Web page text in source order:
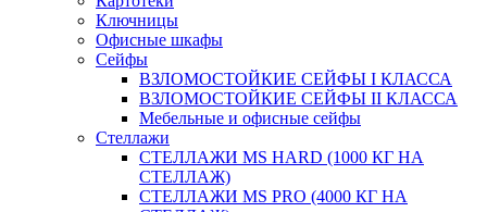
Ключницы
Офисные шкафы
Сейфы
ВЗЛОМОСТОЙКИЕ СЕЙФЫ I КЛАССА
ВЗЛОМОСТОЙКИЕ СЕЙФЫ II КЛАССА
Мебельные и офисные сейфы
Стеллажи
СТЕЛЛАЖИ MS HARD (1000 КГ НА
СТЕЛЛАЖ)
СТЕЛЛАЖИ MS PRO (4000 КГ НА